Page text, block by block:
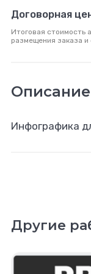
Договорная
Итоговая стоимость
размещения заказа и
Описание
Инфографика
Другие